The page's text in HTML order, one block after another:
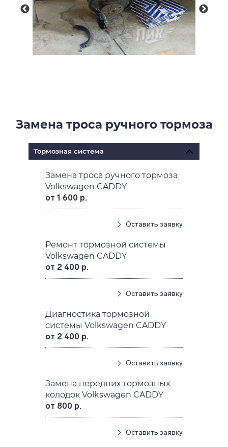
Замена троса ручного тормоза
Тормозная система
Замена троса ручного тормоза
Volkswagen CADDY
от 1 600 р.
Оставить заявку
Ремонт тормозной системы
Volkswagen CADDY
от 2 400 р.
Оставить заявку
Диагностика тормозной
системы Volkswagen CADDY
от 2 400 р.
Оставить заявку
Замена передних тормозных
колодок Volkswagen CADDY
от 800 р.
Оставить заявку